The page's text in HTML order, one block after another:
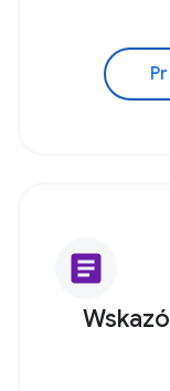
article